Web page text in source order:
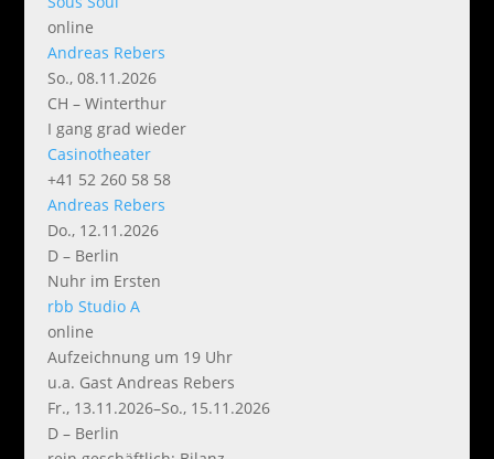
online
Andreas Rebers
So., 08.11.2026
CH – Winterthur
I gang grad wieder
Casinotheater
+41 52 260 58 58
Andreas Rebers
Do., 12.11.2026
D – Berlin
Nuhr im Ersten
rbb Studio A
online
Aufzeichnung um 19 Uhr
u.a. Gast Andreas Rebers
Fr., 13.11.2026–So., 15.11.2026
D – Berlin